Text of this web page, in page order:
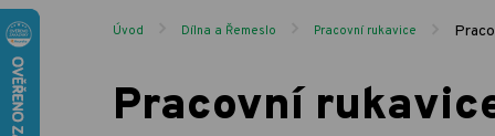
Úvod Dílna a Řemeslo Pracovní rukavice
Pracovní